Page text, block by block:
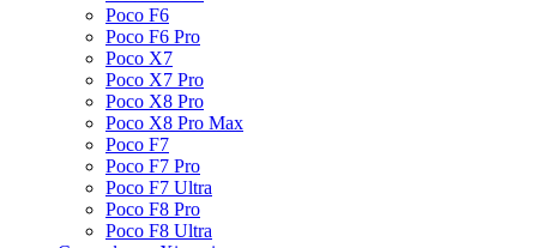
Poco F6
Poco F6 Pro
Poco X7
Poco X7 Pro
Poco X8 Pro
Poco X8 Pro Max
Poco F7
Poco F7 Pro
Poco F7 Ultra
Poco F8 Pro
Poco F8 Ultra